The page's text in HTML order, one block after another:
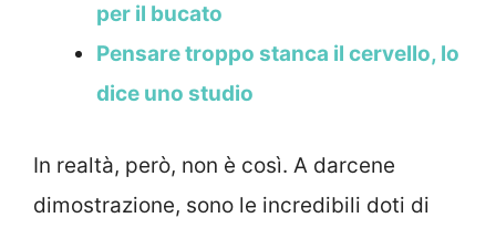
per il bucato
Pensare troppo stanca il cervello, lo
dice uno studio
In realtà, però, non è così. A darcene
dimostrazione, sono le incredibili doti di